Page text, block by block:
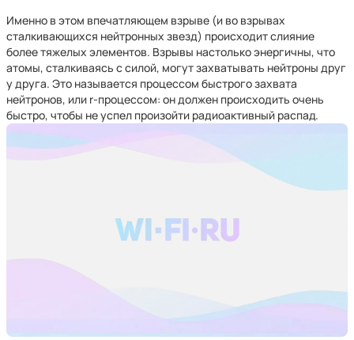
Именно в этом впечатляющем взрыве (и во взрывах
сталкивающихся нейтронных звезд) происходит слияние
более тяжелых элементов. Взрывы настолько энергичны, что
атомы, сталкиваясь с силой, могут захватывать нейтроны друг
у друга. Это называется процессом быстрого захвата
нейтронов, или r-процессом: он должен происходить очень
быстро, чтобы не успел произойти радиоактивный распад.